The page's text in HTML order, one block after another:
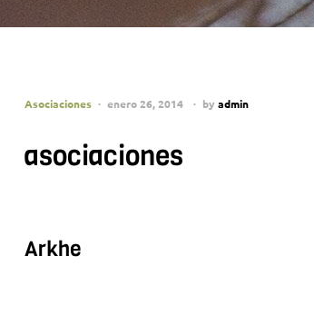
Asociaciones enero 26, 2014 by admin
asociaciones
Arkhe